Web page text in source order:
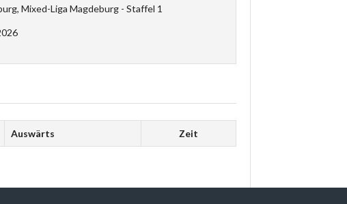
Mixed-Liga Magdeburg - Staffel 1
Auswärts Zeit